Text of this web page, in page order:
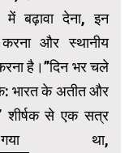
बढ़ावा देना, इन
करना और स्थानीय
है।”दिन भर चले
भारत के अतीत और
शीर्षक से एक सत्र
था,